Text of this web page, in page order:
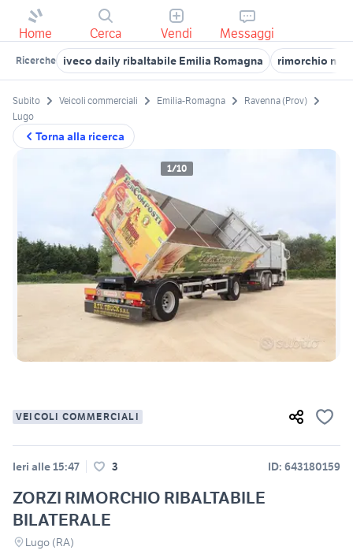
Home Cerca Vendi Messaggi
Ricerche iveco daily ribaltabile Emilia Romagna rimorchio
Torna alla ricerca
Subito Veicoli commerciali Emilia-Romagna
Ravenna (Prov)
Lugo
1/10
VEICOLI COMMERCIALI
Ieri alle 15:47 3 ID: 643180159
ZORZI RIMORCHIO RIBALTABILE
BILATERALE
Lugo (RA)